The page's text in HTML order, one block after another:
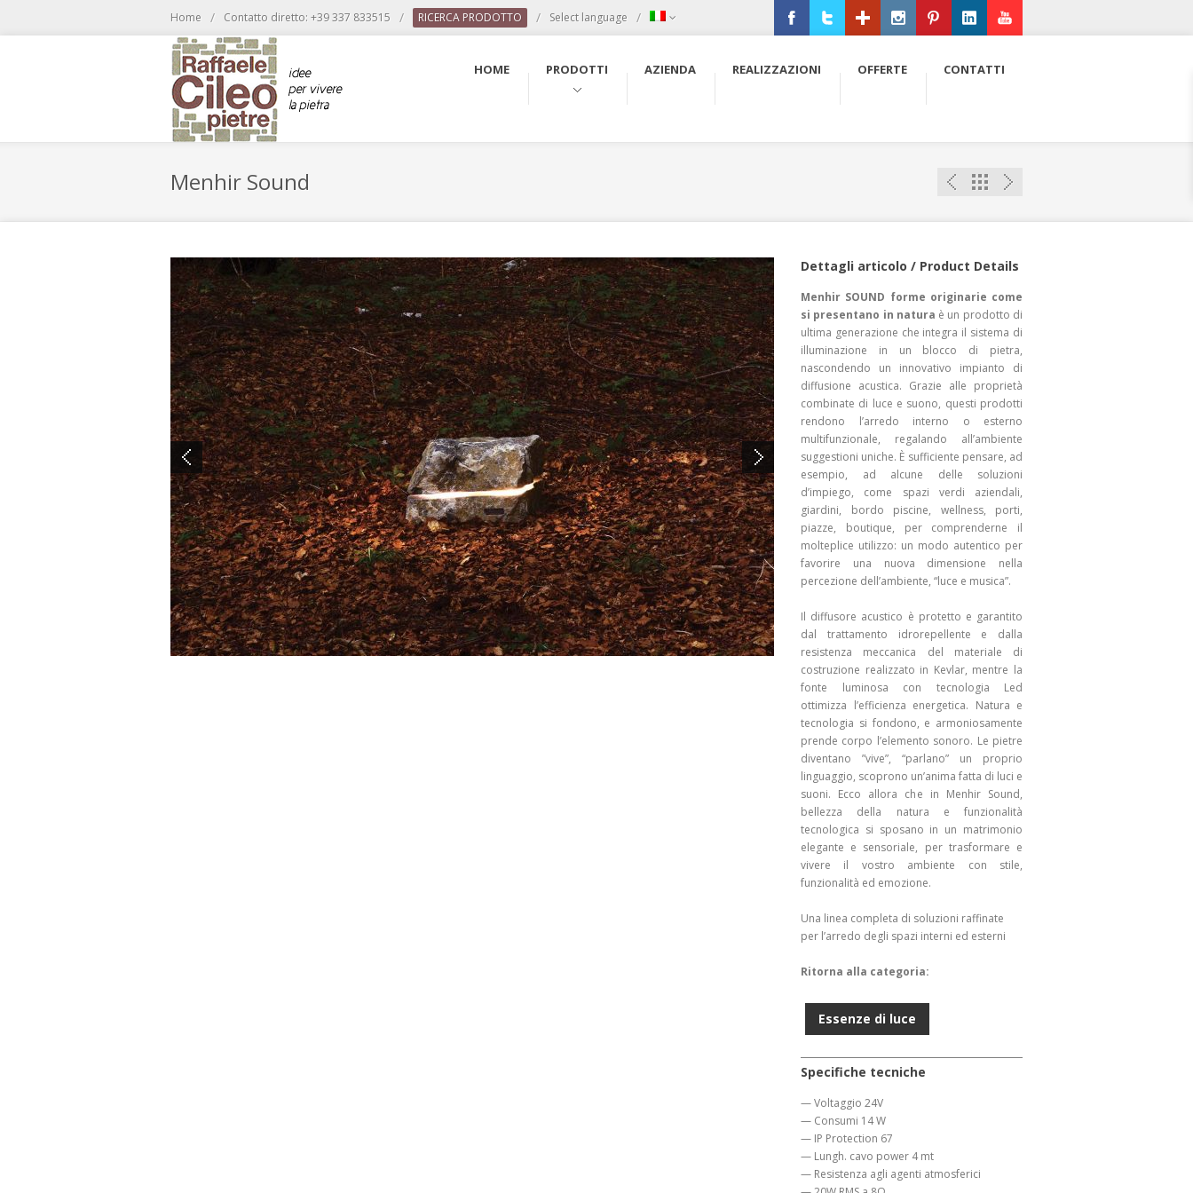
Home / Contatto diretto: +39 337 833515 / RICERCA PRODOTTO / Select language /
HOME PRODOTTI AZIENDA REALIZZAZIONI OFFERTE CONTATTI
Menhir Sound
Dettagli articolo / Product Details
Menhir SOUND forme originarie come
si presentano in natura è un prodotto di
ultima generazione che integra il sistema di
illuminazione in un blocco di pietra,
nascondendo un innovativo impianto di
diffusione acustica. Grazie alle proprietà
combinate di luce e suono, questi prodotti
rendono l’arredo interno o esterno
multifunzionale, regalando all’ambiente
suggestioni uniche. È sufficiente pensare, ad
esempio, ad alcune delle soluzioni
d’impiego, come spazi verdi aziendali,
giardini, bordo piscine, wellness, porti,
piazze, boutique, per comprenderne il
molteplice utilizzo: un modo autentico per
favorire una nuova dimensione nella
percezione dell’ambiente, “luce e musica”.
Il diffusore acustico è protetto e garantito
dal trattamento idrorepellente e dalla
resistenza meccanica del materiale di
costruzione realizzato in Kevlar, mentre la
fonte luminosa con tecnologia Led
ottimizza l’efficienza energetica. Natura e
tecnologia si fondono, e armoniosamente
prende corpo l’elemento sonoro. Le pietre
diventano ”vive”, “parlano” un proprio
linguaggio, scoprono un’anima fatta di luci e
suoni. Ecco allora che in Menhir Sound,
bellezza della natura e funzionalità
tecnologica si sposano in un matrimonio
elegante e sensoriale, per trasformare e
vivere il vostro ambiente con stile,
funzionalità ed emozione.
Una linea completa di soluzioni raffinate
per l’arredo degli spazi interni ed esterni
Ritorna alla categoria:
Essenze di luce
Specifiche tecniche
— Voltaggio 24V
— Consumi 14 W
— IP Protection 67
— Lungh. cavo power 4 mt
— Resistenza agli agenti atmosferici